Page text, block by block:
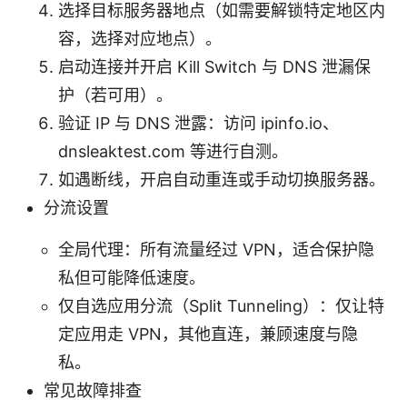
选择目标服务器地点（如需要解锁特定地区内
容，选择对应地点）。
启动连接并开启 Kill Switch 与 DNS 泄漏保
护（若可用）。
验证 IP 与 DNS 泄露：访问 ipinfo.io、
dnsleaktest.com 等进行自测。
如遇断线，开启自动重连或手动切换服务器。
分流设置
全局代理：所有流量经过 VPN，适合保护隐
私但可能降低速度。
仅自选应用分流（Split Tunneling）：仅让特
定应用走 VPN，其他直连，兼顾速度与隐
私。
常见故障排查